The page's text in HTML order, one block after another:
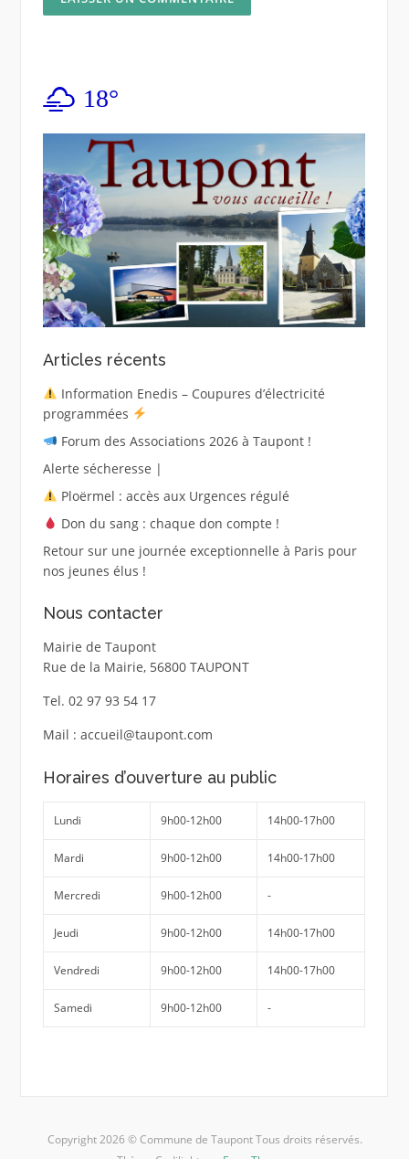
18°
Articles récents
Information Enedis – Coupures d’électricité
programmées
Forum des Associations 2026 à Taupont !
Alerte sécheresse |
Ploërmel : accès aux Urgences régulé
Don du sang : chaque don compte !
Retour sur une journée exceptionnelle à Paris pour
nos jeunes élus !
Nous contacter
Mairie de Taupont
Rue de la Mairie, 56800 TAUPONT
Tel. 02 97 93 54 17
Mail : accueil@taupont.com
Horaires d’ouverture au public
Lundi 9h00-12h00 14h00-17h00
Mardi 9h00-12h00 14h00-17h00
Mercredi 9h00-12h00 -
Jeudi 9h00-12h00 14h00-17h00
Vendredi 9h00-12h00 14h00-17h00
Samedi 9h00-12h00 -
Copyright 2026 © Commune de Taupont Tous droits réservés.